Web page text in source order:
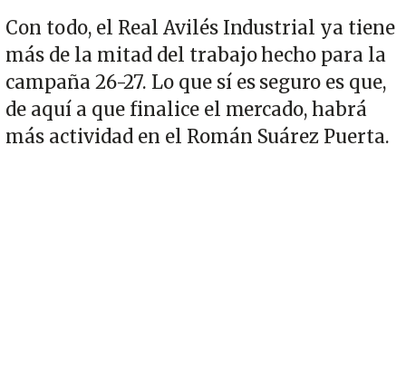
Con todo, el Real Avilés Industrial ya tiene
más de la mitad del trabajo hecho para la
campaña 26-27. Lo que sí es seguro es que,
de aquí a que finalice el mercado, habrá
más actividad en el Román Suárez Puerta.